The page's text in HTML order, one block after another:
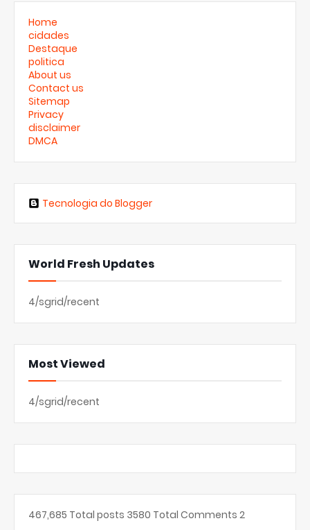
Home
cidades
Destaque
politica
About us
Contact us
Sitemap
Privacy
disclaimer
DMCA
Tecnologia do Blogger
World Fresh Updates
4/sgrid/recent
Most Viewed
4/sgrid/recent
467,685 Total posts 3580 Total Comments 2